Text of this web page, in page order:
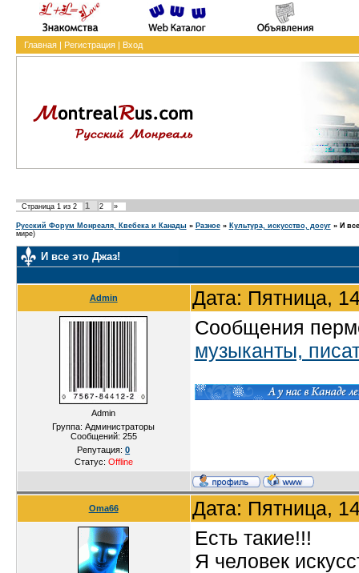
Главная| Регистрация| Вход
Страница 1из 2 1 2 »
Русский Форум Монреаля, Квебека и Канады » Разное » Культура, искусство, досуг » И
мире)
И все это Джаз!
Admin Дата: Пятница,
Admin
Группа: Администраторы
Сообщений: 255
Репутация:0
Статус: Offline
Сообщения
музыканты,
Oma66 Дата: Пятница,
Есть такие!!!
Я человек